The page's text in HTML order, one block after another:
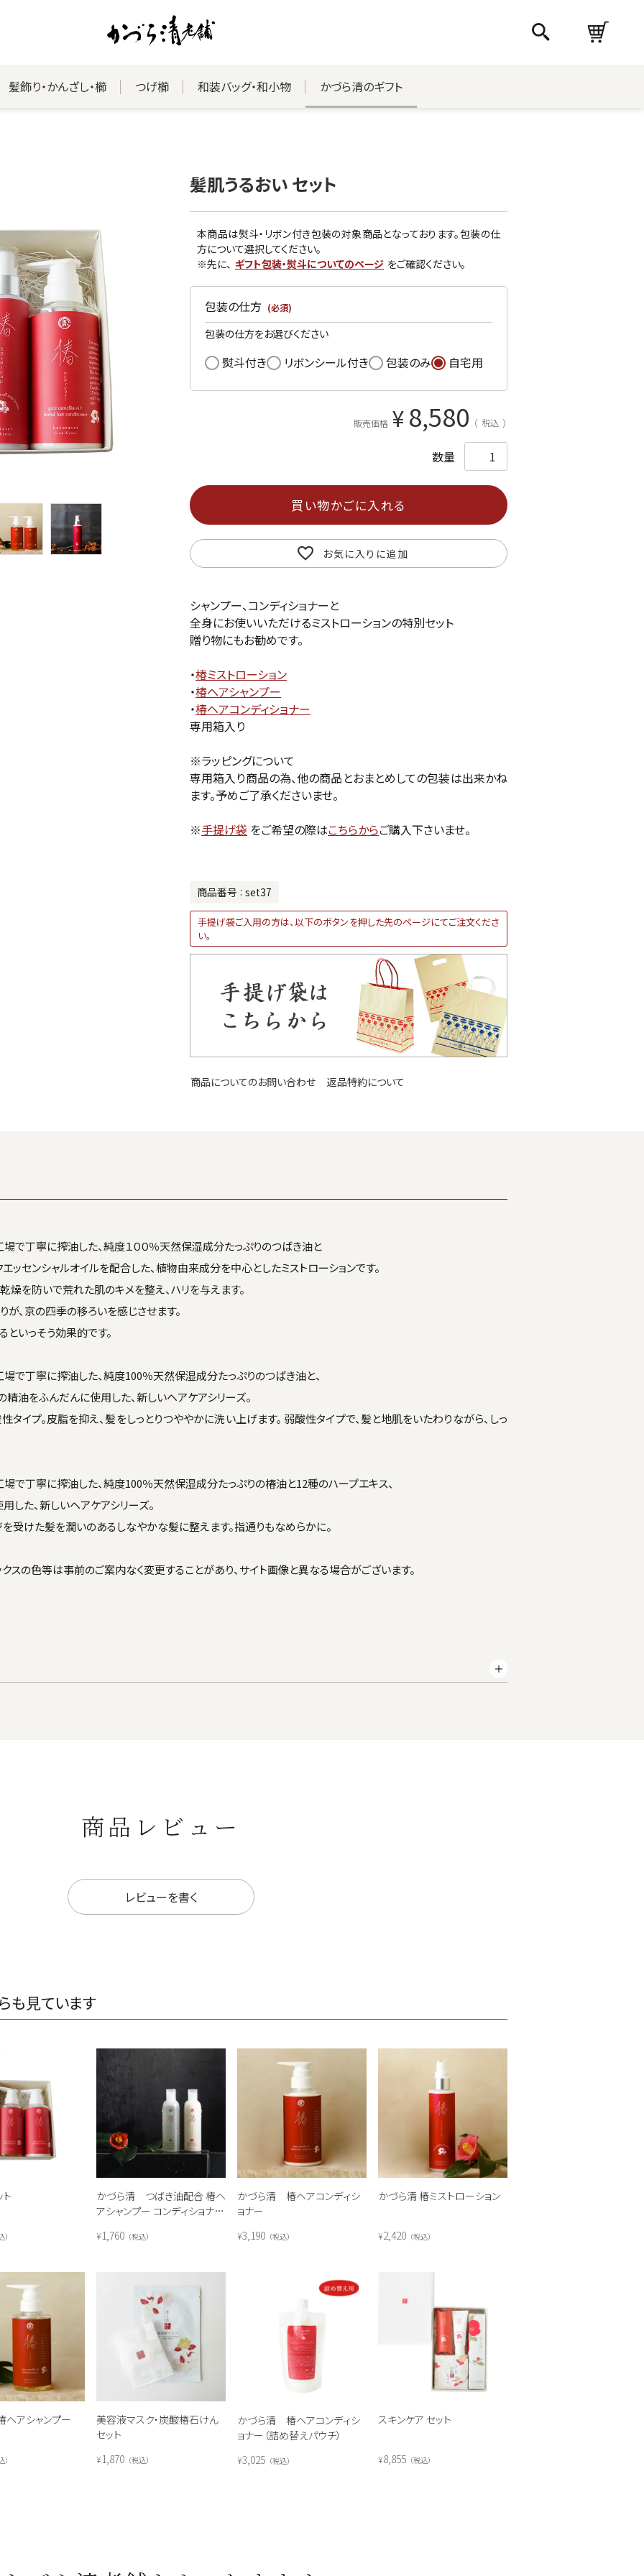
髪飾り・かんざし・櫛 つげ櫛 和装バッグ・和小物 かづら清のギフト
髪肌うるおい セット
本商品は熨斗・リボン付き包装の対象商品となっております。包装の仕
方について選択してください。
※先に、 ギフト包装・熨斗についてのページ をご確認ください。
包装の仕方 (必須)
包装の仕方をお選びください
熨斗付き リボンシール付き 包装のみ 自宅用
販売価格 ¥8,580 税込
お気に入りに追加
買い物かごに入れる
シャンプー、コンディショナーと
全身にお使いいただけるミストローションの特別セット
贈り物にもお勧めです。
・椿ミストローション
・椿ヘアシャンプー
・椿ヘアコンディショナー
専用箱入り
※ラッピングについて
専用箱入り商品の為、他の商品とおまとめしての包装は出来かね
ます。予めご了承くださいませ。
※手提げ袋 をご希望の際はこちらからご購入下さいませ。
商品番号 set37
手提げ袋ご入用の方は、以下のボタンを押した先のページにてご注文くださ
い。
商品についてのお問い合わせ 返品特約について
で丁寧に搾油した、純度１００％天然保湿成分たっぷりのつばき油と
ッセンシャルオイルを配合した、植物由来成分を中心としたミストローションです。
燥を防いで荒れた肌のキメを整え、ハリを与えます。
、京の四季の移ろいを感じさせます。
いっそう効果的です。
で丁寧に搾油した、純度100％天然保湿成分たっぷりのつばき油と、
油をふんだんに使用した、新しいヘアケアシリーズ。
イプ。皮脂を抑え、髪をしっとりつややかに洗い上げます。 弱酸性タイプで、髪と地肌をいたわりながら、しっ
で丁寧に搾油した、純度100％天然保湿成分たっぷりの椿油と12種のハープエキス、
した、新しいヘアケアシリーズ。
受けた髪を潤いのあるしなやかな髪に整えます。指通りもなめらかに。
スの色等は事前のご案内なく変更することがあり、サイト画像と異なる場合がございます。
商品レビュー
レビューを書く
も見ています
かづら清 つばき油配合 椿ヘ
アシャンプー コンディショナー
¥1,760 税込
かづら清 椿ヘアコンディシ
ョナー
¥3,190 税込
かづら清 椿ミストローション
¥2,420 税込
ヘアシャンプー
美容液マスク・炭酸椿石けん
セット
¥1,870 税込
かづら清 椿ヘアコンディシ
ョナー（詰め替えパウチ）
¥3,025 税込
スキンケア セット
¥8,855 税込